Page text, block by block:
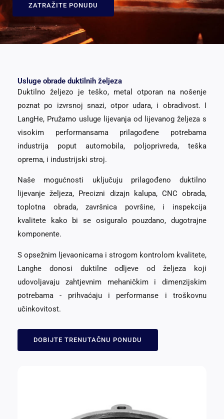
ZATRAŽITE PONUDU
Usluge obrade duktilnih željeza
Duktilno željezo je teško, metal otporan na nošenje
poznat po izvrsnoj snazi, otpor udara, i obradivost. I
LangHe, Pružamo usluge lijevanja od lijevanog željeza s
visokim performansama prilagođene potrebama
industrija poput automobila, poljoprivreda, teška
oprema, i industrijski stroj.
Naše mogućnosti uključuju prilagođeno duktilno
lijevanje željeza, Precizni dizajn kalupa, CNC obrada,
toplotna obrada, završnica površine, i inspekcija
kvalitete kako bi se osiguralo pouzdano, dugotrajne
komponente.
S opsežnim ljevaonicama i strogom kontrolom kvalitete,
Langhe donosi duktilne odljeve od željeza koji
udovoljavaju zahtjevnim mehaničkim i dimenzijskim
potrebama - prihvaćaju i performanse i troškovnu
učinkovitost.
DOBIJTE TRENUTAČNU PONUDU